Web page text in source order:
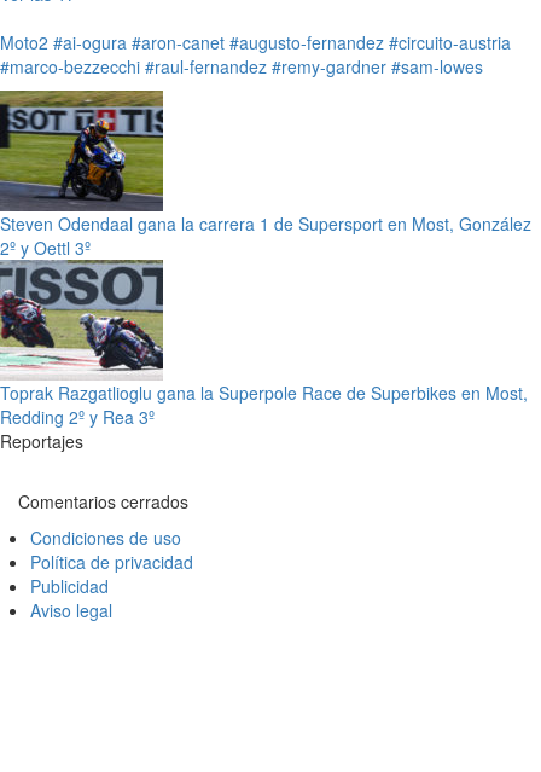
Moto2 #ai-ogura #aron-canet #augusto-fernandez #circuito-austria
#marco-bezzecchi #raul-fernandez #remy-gardner #sam-lowes
Steven Odendaal gana la carrera 1 de Supersport en Most, González
2º y Oettl 3º
Toprak Razgatlioglu gana la Superpole Race de Superbikes en Most,
Redding 2º y Rea 3º
Reportajes
Comentarios cerrados
Condiciones de uso
Política de privacidad
Publicidad
Aviso legal